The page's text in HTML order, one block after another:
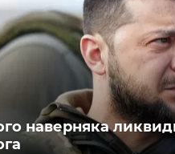
наверняка